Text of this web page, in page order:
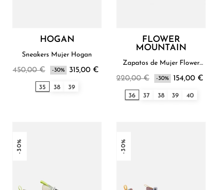
HOGAN
Sneakers Mujer Hogan
450,00 € -30% 315,00 €
35 38 39
FLOWER
MOUNTAIN
Zapatos de Mujer Flower
220,00 € -30% 154,00 €
36 37 38 39 40
-30% -30%